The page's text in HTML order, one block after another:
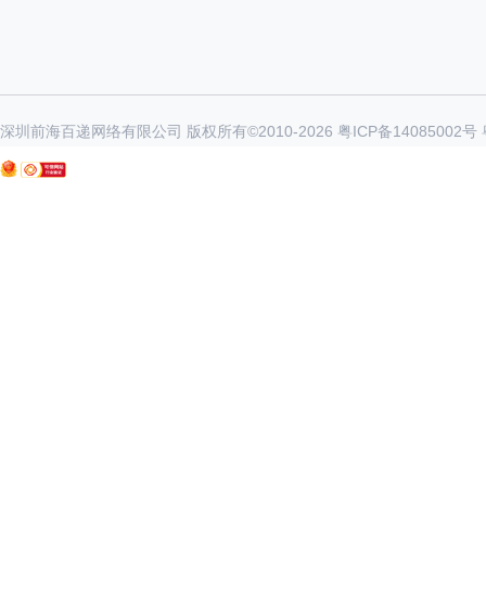
深圳前海百递网络有限公司 版权所有©2010-2026 粤ICP备14085002号